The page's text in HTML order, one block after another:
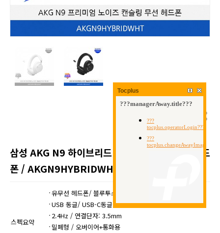
삼성 AKG N9 하이브리드 노이즈 캔슬링 무선 헤드
폰 / AKGN9HYBRIDWHT
스펙요약
유무선 헤드폰/ 블루투스 v5..3
USB 동글/ USB-C동글
2.4Hz / 연결단자: 3.5mm
밀폐형 / 오버이어+통화용
Tocplus